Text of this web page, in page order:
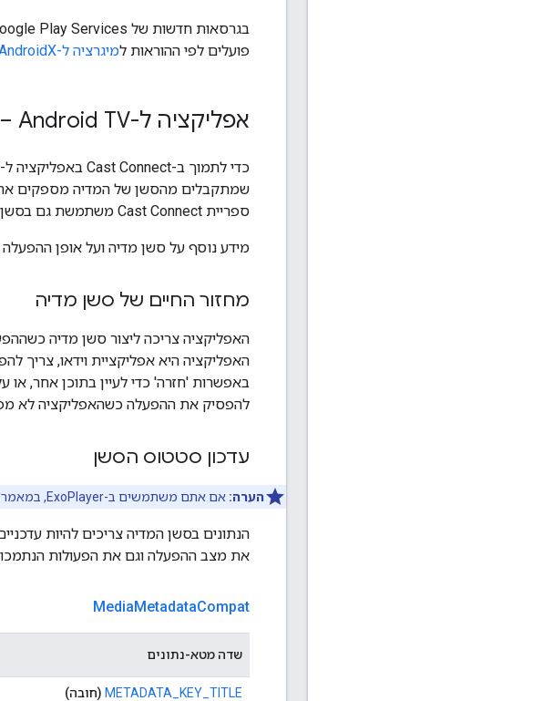
בגרסאות חדשות של Google Play Services, אפליקציה צריכה להיות מעודכנת כדי להשתמש במרחב השמות
פועלים לפי ההוראות למיגרציה ל-AndroidX
אפליקציה ל-Android TV – דרישות מוקדמות
שמתקבלים מהסשן של המדיה מספקים את
ספריית Cast Connect משתמשת גם בסשן המדיה כדי לסמן מתי היא קיבלה הודעות מסוימות מהשולח, כמו הפסקה.
מידע נוסף על סשן מדיה ועל אופן
מחזור החיים של סשן מדיה
האפליקציה צריכה ליצור סשן מדיה
האפליקציה היא אפליקציית וידאו,
באפשרות 'חזרה' כדי לעיין בתוכן אחר, או
להפסיק את ההפעלה כשהאפליקציה לא
עדכון סטטוס הסשן
הערה: אם אתם משתמשים ב-ExoPlayer, במאמר
הנתונים בסשן המדיה צריכים להיות
את מצב ההפעלה וגם את הפעולות
MediaMetadataCompat
שדה מטא-נתונים
METADATA_KEY_TITLE (חובה)